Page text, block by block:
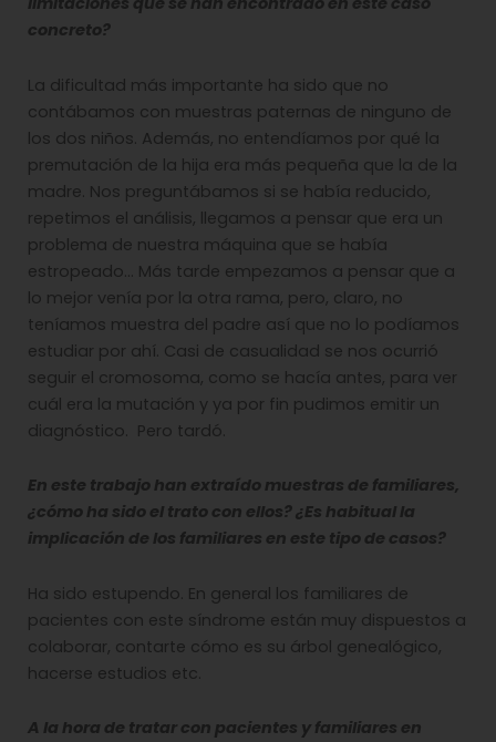
concreto?
La dificultad más importante ha sido que no
contábamos con muestras paternas de ninguno de
los dos niños. Además, no entendíamos por qué la
premutación de la hija era más pequeña que la de la
madre. Nos preguntábamos si se había reducido,
repetimos el análisis, llegamos a pensar que era un
problema de nuestra máquina que se había
estropeado… Más tarde empezamos a pensar que a
lo mejor venía por la otra rama, pero, claro, no
teníamos muestra del padre así que no lo podíamos
estudiar por ahí. Casi de casualidad se nos ocurrió
seguir el cromosoma, como se hacía antes, para ver
cuál era la mutación y ya por fin pudimos emitir un
diagnóstico. Pero tardó.
En este trabajo han extraído muestras de familiares,
¿cómo ha sido el trato con ellos? ¿Es habitual la
implicación de los familiares en este tipo de casos?
Ha sido estupendo. En general los familiares de
pacientes con este síndrome están muy dispuestos a
colaborar, contarte cómo es su árbol genealógico,
hacerse estudios etc.
A la hora de tratar con pacientes y familiares en